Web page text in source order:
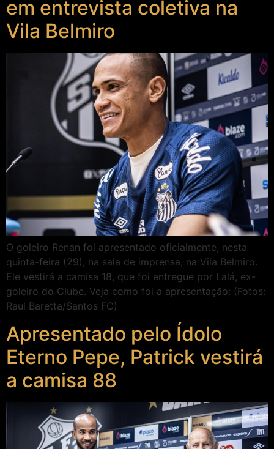
em entrevista coletiva na
Vila Belmiro
O goleiro Renan foi apresentado oficialmente, nesta
quinta-feira (29), na sala de imprensa, na Vila Belmiro.
Ele vestirá a camisa 18, que foi entregue por Lalá, ex-
goleiro do Clube. Veja como foi a apresentação: (Fotos:
Raul Baretta/Santos FC)
Apresentado pelo Ídolo
Eterno Pepe, Patrick vestirá
a camisa 88